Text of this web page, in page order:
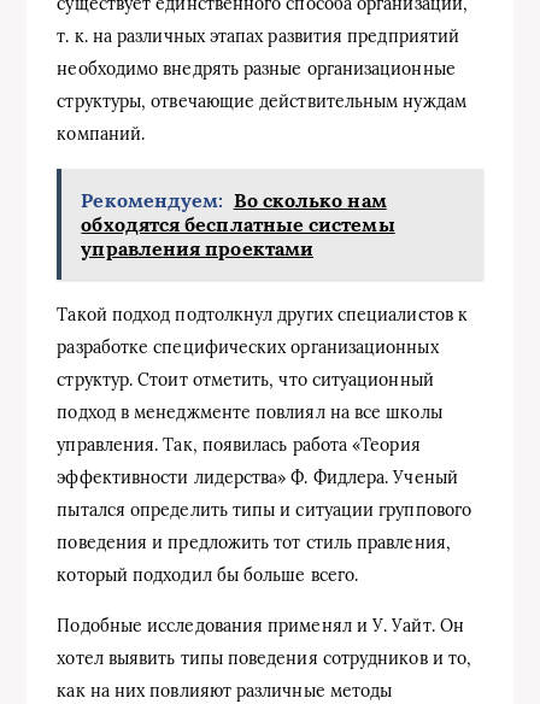
т. к. на различных этапах развития предприятий
необходимо внедрять разные организационные
структуры, отвечающие действительным нуждам
компаний.
Рекомендуем: Во сколько нам
обходятся бесплатные системы
управления проектами
Такой подход подтолкнул других специалистов к
разработке специфических организационных
структур. Стоит отметить, что ситуационный
подход в менеджменте повлиял на все школы
управления. Так, появилась работа «Теория
эффективности лидерства» Ф. Фидлера. Ученый
пытался определить типы и ситуации группового
поведения и предложить тот стиль правления,
который подходил бы больше всего.
Подобные исследования применял и У. Уайт. Он
хотел выявить типы поведения сотрудников и то,
как на них повлияют различные методы